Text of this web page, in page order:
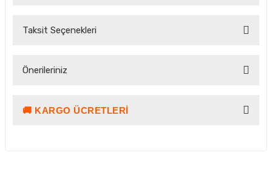
Taksit Seçenekleri
Önerileriniz
Bu ürünün fiyat bilgisi, resim, ürün açıklamalarında ve diğer
🚚 KARGO ÜCRETLERI